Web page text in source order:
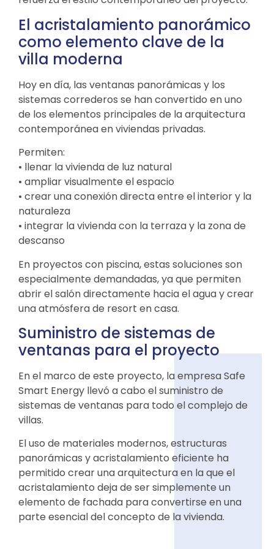
El acristalamiento panorámico
como elemento clave de la
villa moderna
Hoy en día, las ventanas panorámicas y los
sistemas correderos se han convertido en uno
de los elementos principales de la arquitectura
contemporánea en viviendas privadas.
Permiten:
• llenar la vivienda de luz natural
• ampliar visualmente el espacio
• crear una conexión directa entre el interior y la
naturaleza
• integrar la vivienda con la terraza y la zona de
descanso
En proyectos con piscina, estas soluciones son
especialmente demandadas, ya que permiten
abrir el salón directamente hacia el agua y crear
una atmósfera de resort en casa.
Suministro de sistemas de
ventanas para el proyecto
En el marco de este proyecto, la empresa Safe
Smart Energy llevó a cabo el suministro de
sistemas de ventanas para todo el complejo de
villas.
El uso de materiales modernos, estructuras
panorámicas y acristalamiento eficiente ha
permitido crear una arquitectura en la que el
acristalamiento deja de ser simplemente un
elemento de fachada para convertirse en una
parte esencial del concepto de la vivienda.